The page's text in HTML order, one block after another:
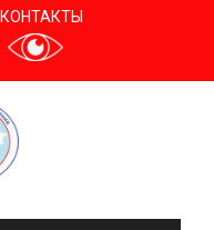
КОНТАКТЫ